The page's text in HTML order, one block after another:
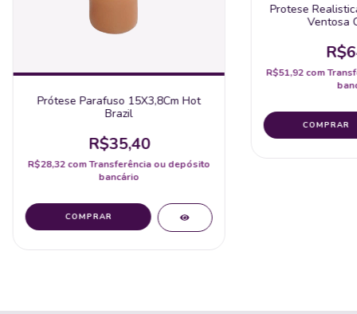
Prótese Parafuso 15X3,8Cm Hot
Brazil
R$35,40
R$28,32comTransferência ou depósito
bancário
Protese
Ventosa
R$51,92com